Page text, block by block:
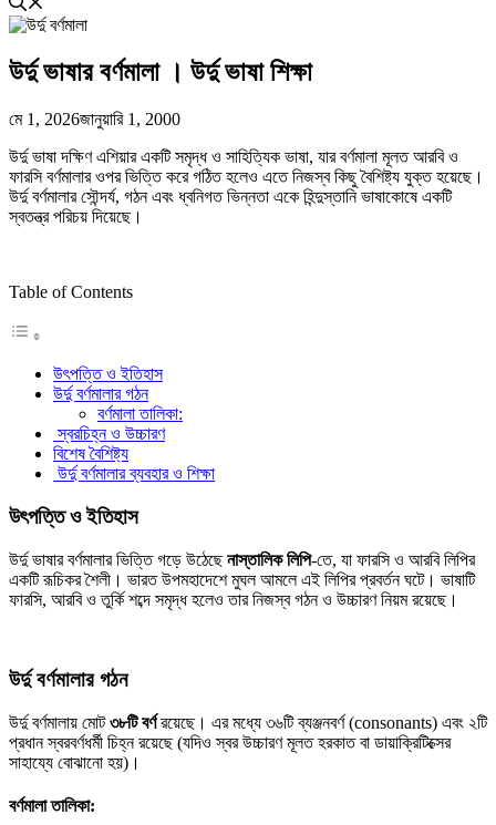
উর্দু ভাষার বর্ণমালা । উর্দু ভাষা শিক্ষা
মে 1, 2026জানুয়ারি 1, 2000
উর্দু ভাষা দক্ষিণ এশিয়ার একটি সমৃদ্ধ ও সাহিত্যিক ভাষা, যার বর্ণমালা মূলত আরবি ও
ফারসি বর্ণমালার ওপর ভিত্তি করে গঠিত হলেও এতে নিজস্ব কিছু বৈশিষ্ট্য যুক্ত হয়েছে।
উর্দু বর্ণমালার সৌন্দর্য, গঠন এবং ধ্বনিগত ভিন্নতা একে হিন্দুস্তানি ভাষাকোষে একটি
স্বতন্ত্র পরিচয় দিয়েছে।
Table of Contents
উৎপত্তি ও ইতিহাস
উর্দু বর্ণমালার গঠন
বর্ণমালা তালিকা:
️ স্বরচিহ্ন ও উচ্চারণ
বিশেষ বৈশিষ্ট্য
️ উর্দু বর্ণমালার ব্যবহার ও শিক্ষা
উৎপত্তিওইতিহাস
উর্দু ভাষার বর্ণমালার ভিত্তি গড়ে উঠেছেনাস্তালিকলিপি-তে, যা ফারসি ও আরবি লিপির
একটি রূচিকর শৈলী। ভারত উপমহাদেশে মুঘল আমলে এই লিপির প্রবর্তন ঘটে। ভাষাটি
ফারসি, আরবি ও তুর্কি শব্দে সমৃদ্ধ হলেও তার নিজস্ব গঠন ও উচ্চারণ নিয়ম রয়েছে।
উর্দুবর্ণমালারগঠন
উর্দু বর্ণমালায় মোট৩৮টিবর্ণরয়েছে। এর মধ্যে ৩৬টি ব্যঞ্জনবর্ণ (consonants) এবং ২টি
প্রধান স্বরবর্ণধর্মী চিহ্ন রয়েছে (যদিও স্বর উচ্চারণ মূলত হরকাত বা ডায়াক্রিটিক্সের
সাহায্যে বোঝানো হয়)।
বর্ণমালা তালিকা: